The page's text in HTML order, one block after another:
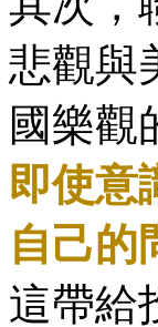
悲觀與
國樂觀
即使意
自己的
這帶給